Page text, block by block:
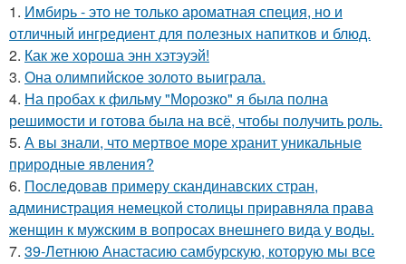
1. Имбирь - это не только ароматная специя, но и
отличный ингредиент для полезных напитков и блюд.
2. Как же хороша энн хэтэуэй!
3. Она олимпийское золото выиграла.
4. На пробах к фильму "Морозко" я была полна
решимости и готова была на всё, чтобы получить роль.
5. А вы знали, что мертвое море хранит уникальные
природные явления?
6. Последовав примеру скандинавских стран,
администрация немецкой столицы приравняла права
женщин к мужским в вопросах внешнего вида у воды.
7. 39-Летнюю Анастасию самбурскую, которую мы все